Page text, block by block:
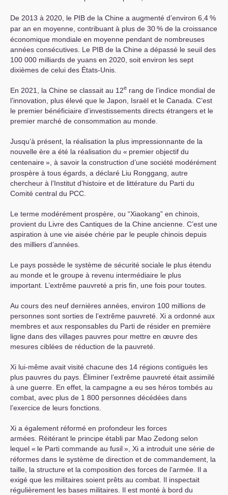
De 2013 à 2020, le PIB de la Chine a augmenté d’environ 6,4%
par an en moyenne, contribuant à plus de 30% de la croissance
économique mondiale en moyenne pendant de nombreuses
années consécutives. Le PIB de la Chine a dépassé le seuil des
100 000 milliards de yuans en 2020, soit environ les sept
dixièmes de celui des États-Unis.
En 2021, la Chine se classait au 12e rang de l’indice mondial de
l’innovation, plus élevé que le Japon, Israël et le Canada. C’est
le premier bénéficiaire d’investissements directs étrangers et le
premier marché de consommation au monde.
Jusqu’à présent, la réalisation la plus impressionnante de la
nouvelle ère a été la réalisation du « premier objectif du
centenaire», à savoir la construction d’une société modérément
prospère à tous égards, a déclaré Liu Ronggang, autre
chercheur à l’Institut d’histoire et de littérature du Parti du
Comité central du PCC
Le terme modérément prospère, ou “Xiaokang” en chinois,
provient du Livre des Cantiques de la Chine ancienne. C’est une
aspiration à une vie aisée chérie par le peuple chinois depuis
des milliers d’années.
Le pays possède le système de sécurité sociale le plus étendu
au monde et le groupe à revenu intermédiaire le plus
important. L’extrême pauvreté a pris fin, une fois pour toutes.
Au cours des neuf dernières années, environ 100 millions de
personnes sont sorties de l’extrême pauvreté. Xi a ordonné aux
membres et aux responsables du Parti de résider en première
ligne dans des villages pauvres pour mettre en œuvre des
mesures ciblées de réduction de la pauvreté.
Xi lui-même avait visité chacune des 14 régions contiguës les
plus pauvres du pays. Éliminer l’extrême pauvreté était assimilé
à une guerre. En effet, la campagne a eu ses héros tombés au
combat, avec plus de 1 800 personnes décédées dans
l’exercice de leurs fonctions.
Xi a également réformé en profondeur les forces
armées. Réitérant le principe établi par Mao Zedong selon
lequel « le Parti commande au fusil», Xi a introduit une série de
réformes dans le système de direction et de commandement, la
taille, la structure et la composition des forces de l’armée. Il a
exigé que les militaires soient prêts au combat. Il inspectait
régulièrement les bases militaires. Il est monté à bord du